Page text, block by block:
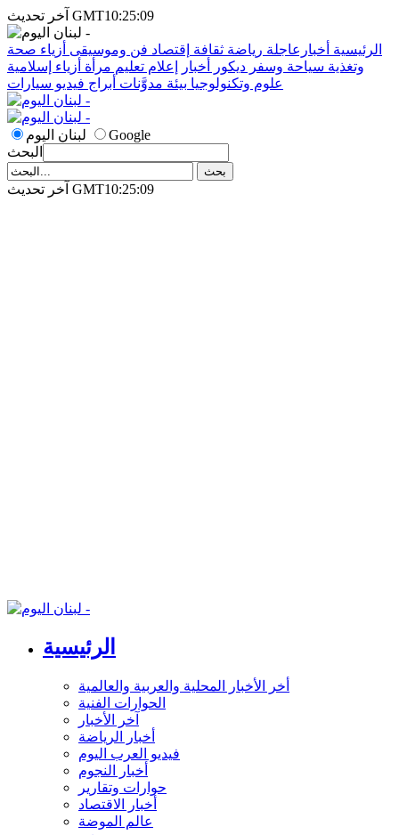
آخر تحديث GMT10:25:09
الرئيسية أخبارعاجلة رياضة ثقافة إقتصاد فن وموسيقى أزياء صحة
وتغذية سياحة وسفر ديكور أخبار إعلام تعليم مرأة أزياء إسلامية
علوم وتكنولوجيا بيئة مدوَّنات أبراج فيديو سيارات
لبنان اليوم
Google
البحث
آخر تحديث GMT10:25:09
الرئيسية
أخر الأخبار المحلية والعربية والعالمية
الحوارات الفنية
آخر الأخبار
أخبار الرياضة
فيديو العرب اليوم
أخبار النجوم
حوارات وتقارير
أخبار الاقتصاد
عالم الموضة